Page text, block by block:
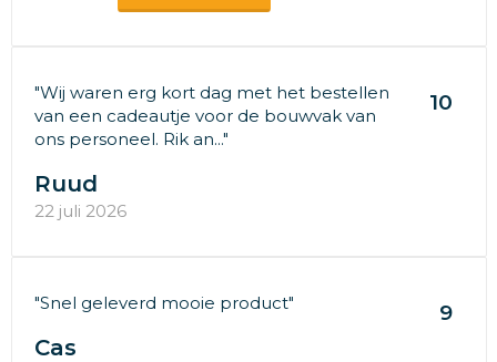
"Wij waren erg kort dag met het bestellen
van een cadeautje voor de bouwvak van
ons personeel. Rik an..."
10
Ruud
22 juli 2026
"Snel geleverd mooie product" 9
Cas